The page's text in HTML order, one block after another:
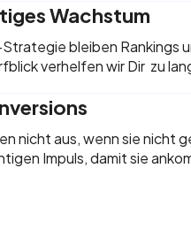
Wachstum
bleiben Rankings
verhelfen wir Dir zu
nicht aus, wenn sie nicht
Impuls, damit sie